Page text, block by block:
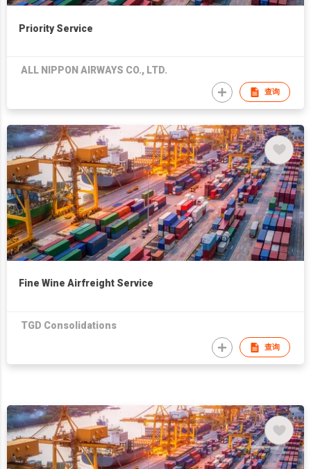
Priority Service
ALL NIPPON AIRWAYS CO., LTD.
查询
Fine Wine Airfreight Service
TGD Consolidations
查询